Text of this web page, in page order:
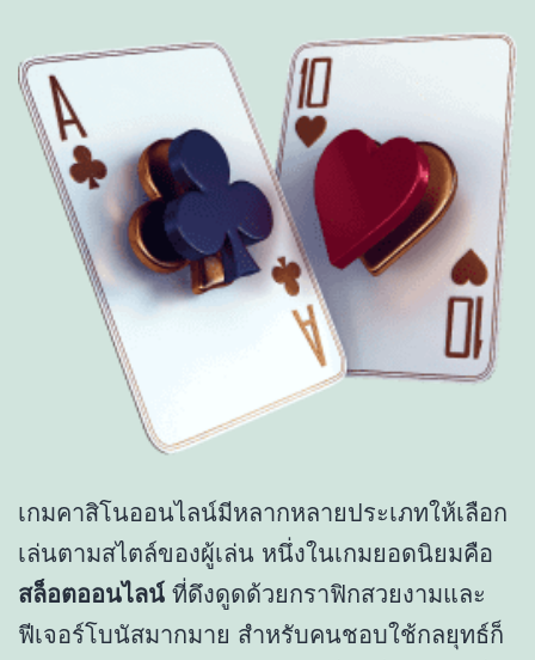
เกมคาสิโนออนไลน์มีหลากหลายประเภทให้เลือก
เล่นตามสไตล์ของผู้เล่น หนึ่งในเกมยอดนิยมคือ
สล็อตออนไลน์ ที่ดึงดูดด้วยกราฟิกสวยงามและ
ฟีเจอร์โบนัสมากมาย สำหรับคนชอบใช้กลยุทธ์ก็